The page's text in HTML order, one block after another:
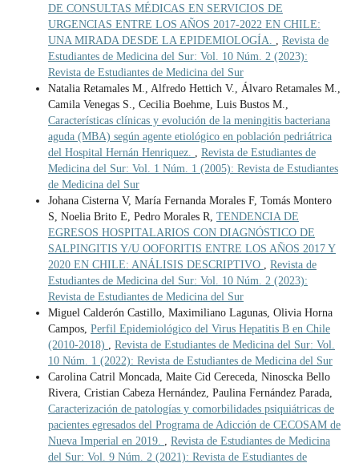
DE CONSULTAS MÉDICAS EN SERVICIOS DE
URGENCIAS ENTRE LOS AÑOS 2017-2022 EN CHILE:
UNA MIRADA DESDE LA EPIDEMIOLOGÍA. , Revista de
Estudiantes de Medicina del Sur: Vol. 10 Núm. 2 (2023):
Revista de Estudiantes de Medicina del Sur
Natalia Retamales M., Alfredo Hettich V., Álvaro Retamales M.,
Camila Venegas S., Cecilia Boehme, Luis Bustos M.,
Características clínicas y evolución de la meningitis bacteriana
aguda (MBA) según agente etiológico en población pedriátrica
del Hospital Hernán Henriquez. , Revista de Estudiantes de
Medicina del Sur: Vol. 1 Núm. 1 (2005): Revista de Estudiantes
de Medicina del Sur
Johana Cisterna V, María Fernanda Morales F, Tomás Montero
S, Noelia Brito E, Pedro Morales R, TENDENCIA DE
EGRESOS HOSPITALARIOS CON DIAGNÓSTICO DE
SALPINGITIS Y/U OOFORITIS ENTRE LOS AÑOS 2017 Y
2020 EN CHILE: ANÁLISIS DESCRIPTIVO , Revista de
Estudiantes de Medicina del Sur: Vol. 10 Núm. 2 (2023):
Revista de Estudiantes de Medicina del Sur
Miguel Calderón Castillo, Maximiliano Lagunas, Olivia Horna
Campos, Perfil Epidemiológico del Virus Hepatitis B en Chile
(2010-2018) , Revista de Estudiantes de Medicina del Sur: Vol.
10 Núm. 1 (2022): Revista de Estudiantes de Medicina del Sur
Carolina Catril Moncada, Maite Cid Cereceda, Ninoscka Bello
Rivera, Cristian Cabeza Hernández, Paulina Fernández Parada,
Caracterización de patologías y comorbilidades psiquiátricas de
pacientes egresados del Programa de Adicción de CECOSAM de
Nueva Imperial en 2019. , Revista de Estudiantes de Medicina
del Sur: Vol. 9 Núm. 2 (2021): Revista de Estudiantes de